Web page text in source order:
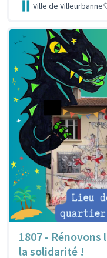
Ville de Villeurbanne
1807 -
la solidarité !